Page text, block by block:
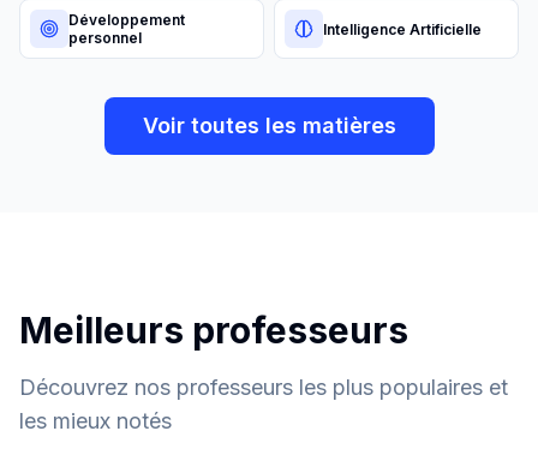
Développement
personnel
Intelligence Artificielle
Voir toutes les matières
Meilleurs professeurs
Découvrez nos professeurs les plus populaires et
les mieux notés